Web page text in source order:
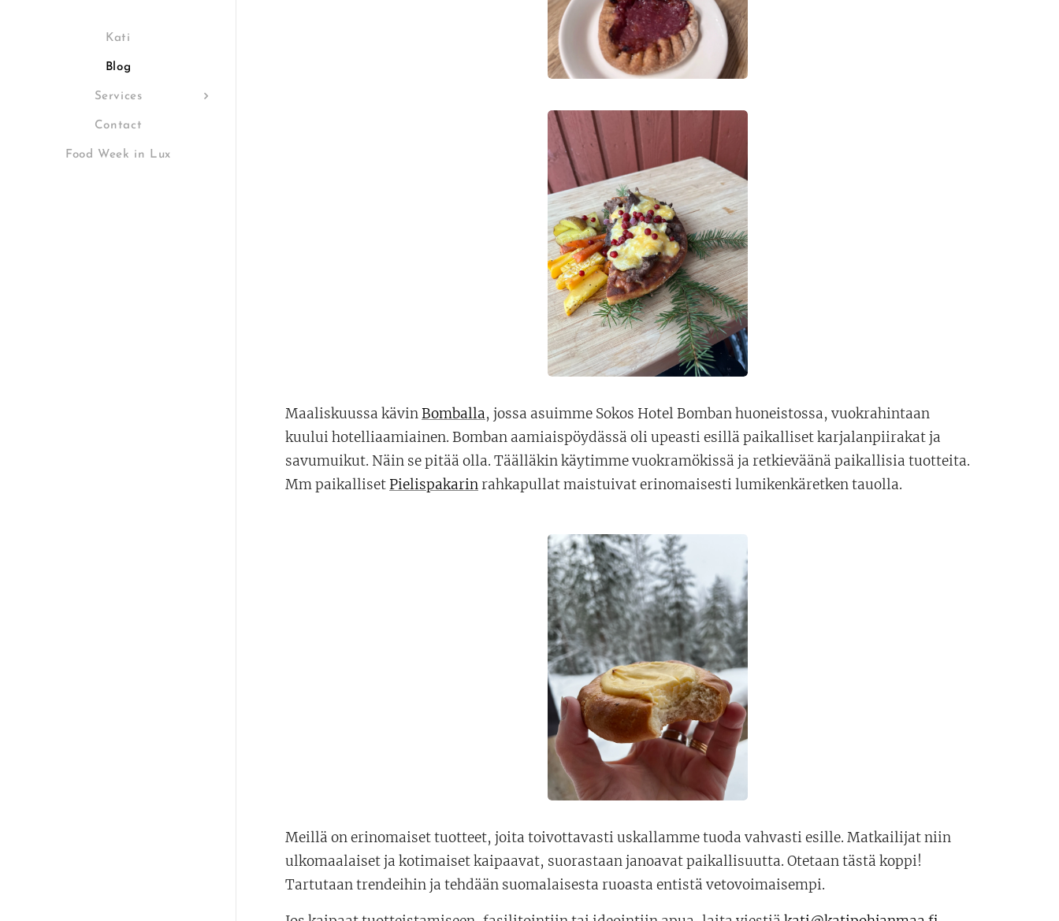
Kati
Blog
Services
Contact
Food Week in Lux
Maaliskuussa kävinBomballa, jossa asuimme Sokos Hotel Bomban huoneistossa, vuokrahintaan
kuului hotelliaamiainen. Bomban aamiaispöydässä oli upeasti esillä paikalliset karjalanpiirakat ja
savumuikut. Näin se pitää olla. Täälläkin käytimme vuokramökissä ja retkieväänä paikallisia tuotteita.
Mm paikalliset Pielispakarinrahkapullat maistuivat erinomaisesti lumikenkäretken tauolla.
Meillä on erinomaiset tuotteet, joita toivottavasti uskallamme tuoda vahvasti esille. Matkailijat niin
ulkomaalaiset ja kotimaiset kaipaavat, suorastaan janoavat paikallisuutta. Otetaan tästä koppi!
Tartutaan trendeihin ja tehdään suomalaisesta ruoasta entistä vetovoimaisempi.